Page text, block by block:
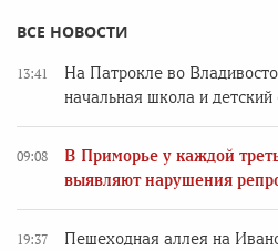
ВСЕ НОВОСТИ
13:41
На Патрокле во
начальная школа и детский
09:08
В Приморье у каждой
выявляют нарушения
19:37
Пешеходная аллея на